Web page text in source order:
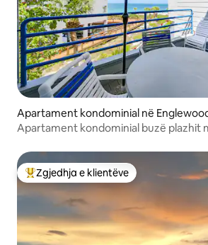
Apartament kondominial në
Apartament kondominial buzë plazhit
Më të mirat e zgjedhjeve të klientëve
Zgjedhja e klientëve